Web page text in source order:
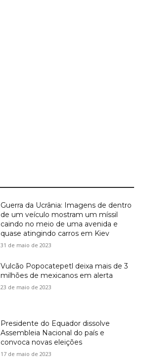
Guerra da Ucrânia: Imagens de dentro
de um veículo mostram um míssil
caindo no meio de uma avenida e
quase atingindo carros em Kiev
31 de maio de 2023
Vulcão Popocatepetl deixa mais de 3
milhões de mexicanos em alerta
23 de maio de 2023
Presidente do Equador dissolve
Assembleia Nacional do país e
convoca novas eleições
17 de maio de 2023